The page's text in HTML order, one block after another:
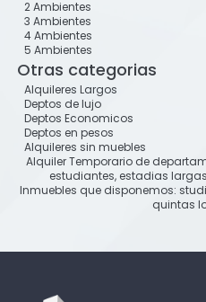
2 Ambientes
3 Ambientes
4 Ambientes
5 Ambientes
Otras categorias
Alquileres Largos
Deptos de lujo
Deptos Economicos
Deptos en pesos
Alquileres sin muebles
Alquiler Temporario de
estudiantes, estadias
Inmuebles que disponemos:
quintas